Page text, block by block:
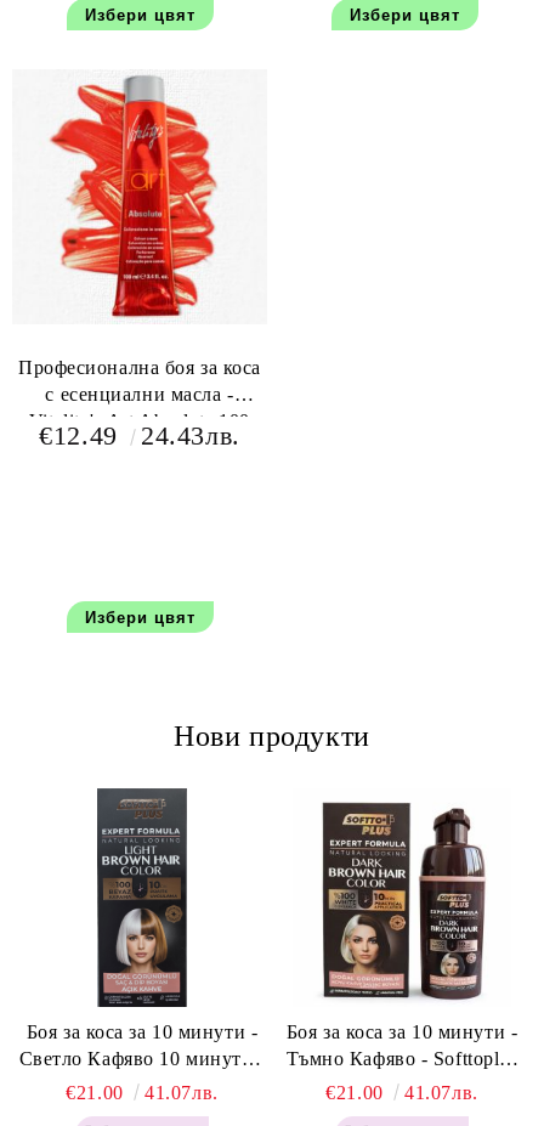
Избери цвят Избери цвят
Професионална боя за коса
с есенциални масла -
Vitality's Art Absolute 100
мл+150 мл оксидант
€12.49 24.43лв.
Избери цвят
Нови продукти
Боя за коса за 10 минути -
Светло Кафяво 10 минути -
Softtoplus Expert Woman
Light Brown 400мл
€21.00 41.07лв.
Боя за коса за 10 минути -
Тъмно Кафяво - Softtoplus
Expert Woman Dark Brown
400 мл
€21.00 41.07лв.